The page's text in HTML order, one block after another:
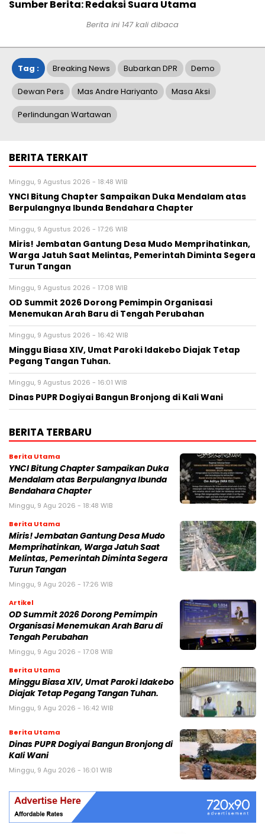
Sumber Berita: Redaksi Suara Utama
Berita ini 147kali dibaca
Tag : Breaking News Bubarkan DPR Demo
Dewan Pers Mas Andre Hariyanto Masa Aksi
Perlindungan Wartawan
BERITA TERKAIT
Minggu, 9 Agustus 2026 - 18:48 WIB
YNCI Bitung Chapter Sampaikan Duka Mendalam atas
Berpulangnya Ibunda Bendahara Chapter
Minggu, 9 Agustus 2026 - 17:26 WIB
Miris! Jembatan Gantung Desa Mudo Memprihatinkan,
Warga Jatuh Saat Melintas, Pemerintah Diminta Segera
Turun Tangan
Minggu, 9 Agustus 2026 - 17:08 WIB
OD Summit 2026 Dorong Pemimpin Organisasi
Menemukan Arah Baru di Tengah Perubahan
Minggu, 9 Agustus 2026 - 16:42 WIB
Minggu Biasa XIV, Umat Paroki Idakebo Diajak Tetap
Pegang Tangan Tuhan.
Minggu, 9 Agustus 2026 - 16:01 WIB
Dinas PUPR Dogiyai Bangun Bronjong di Kali Wani
BERITA TERBARU
Berita Utama
YNCI Bitung Chapter Sampaikan Duka
Mendalam atas Berpulangnya Ibunda
Bendahara Chapter
Minggu, 9 Agu 2026 - 18:48 WIB
Berita Utama
Miris! Jembatan Gantung Desa Mudo
Memprihatinkan, Warga Jatuh Saat
Melintas, Pemerintah Diminta Segera
Turun Tangan
Minggu, 9 Agu 2026 - 17:26 WIB
Artikel
OD Summit 2026 Dorong Pemimpin
Organisasi Menemukan Arah Baru di
Tengah Perubahan
Minggu, 9 Agu 2026 - 17:08 WIB
Berita Utama
Minggu Biasa XIV, Umat Paroki Idakebo
Diajak Tetap Pegang Tangan Tuhan.
Minggu, 9 Agu 2026 - 16:42 WIB
Berita Utama
Dinas PUPR Dogiyai Bangun Bronjong di
Kali Wani
Minggu, 9 Agu 2026 - 16:01 WIB